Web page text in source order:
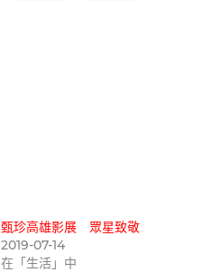
甄珍高雄影展 眾星致敬
2019-07-14
在「生活」中